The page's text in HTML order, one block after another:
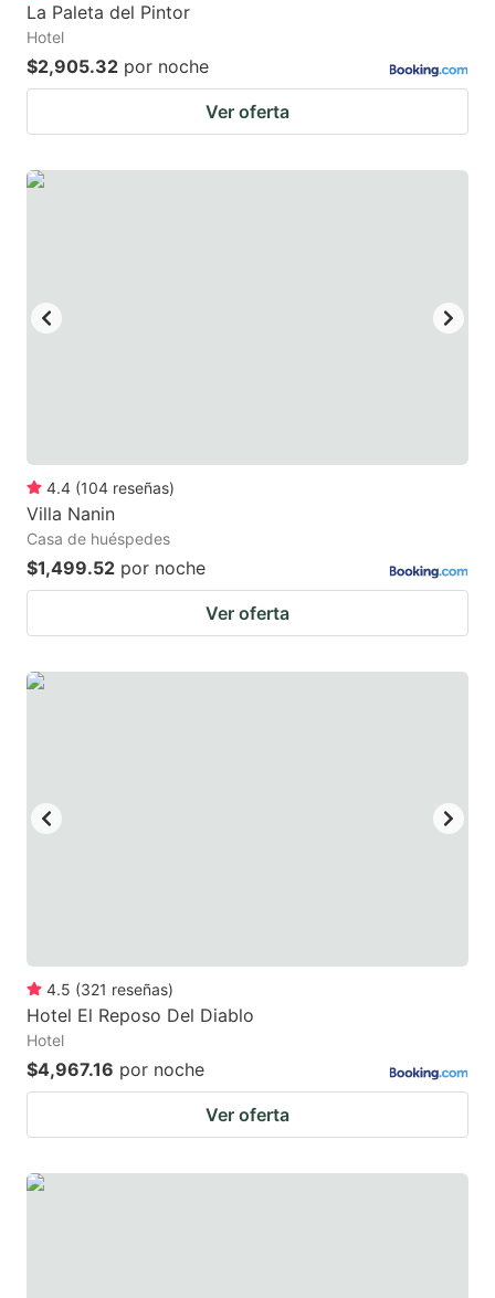
La Paleta del Pintor
Hotel
$2,905.32 por noche
Ver oferta
4.4 (104 reseñas)
Villa Nanin
Casa de huéspedes
$1,499.52 por noche
Ver oferta
4.5 (321 reseñas)
Hotel El Reposo Del Diablo
Hotel
$4,967.16 por noche
Ver oferta